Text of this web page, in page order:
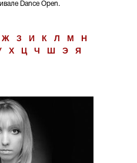
Dance Open.
Ж З И К Л М
Н
Х Ц Ч Ш Э Я